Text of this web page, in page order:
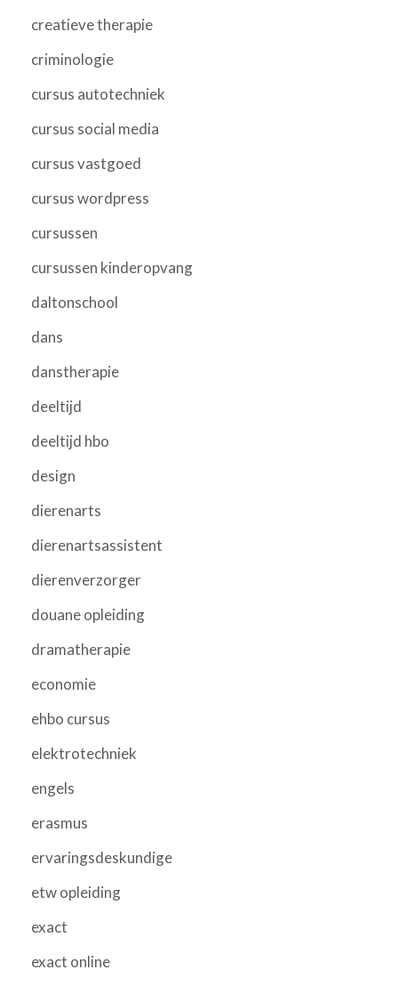
creatieve therapie
criminologie
cursus autotechniek
cursus social media
cursus vastgoed
cursus wordpress
cursussen
cursussen kinderopvang
daltonschool
dans
danstherapie
deeltijd
deeltijd hbo
design
dierenarts
dierenartsassistent
dierenverzorger
douane opleiding
dramatherapie
economie
ehbo cursus
elektrotechniek
engels
erasmus
ervaringsdeskundige
etw opleiding
exact
exact online